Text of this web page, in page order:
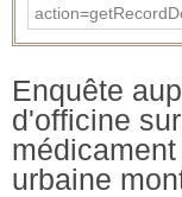
Enquête
d'officine
urbaine